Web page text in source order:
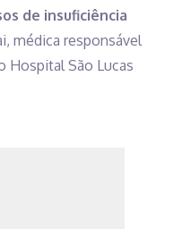
de insuficiência
médica responsável
Hospital São Lucas